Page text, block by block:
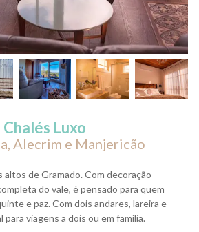
Chalés Luxo
Alecrim e Manjericão
altos de Gramado. Com decoração
do vale, é pensado para quem
e paz. Com dois andares, lareira e
para viagens a dois ou em família.